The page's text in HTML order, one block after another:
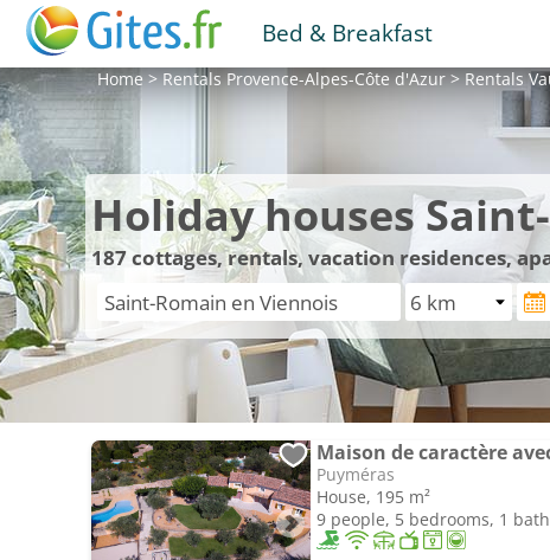
Bed & Breakfast
Home>RentalsProvence-Alpes-Côte d'Azur>Rentals
Holiday houses
187cottages, rentals, vacation residences,
Maison de caractère
Puyméras
House, 195 m²
9 people, 5 bedrooms, 1